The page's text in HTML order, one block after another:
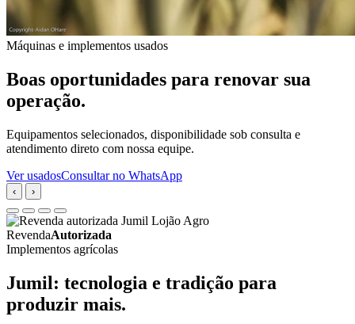
Máquinas e implementos usados
Boas oportunidades para renovar sua
operação.
Equipamentos selecionados, disponibilidade sob consulta e
atendimento direto com nossa equipe.
Ver usadosConsultar no WhatsApp
‹ ›
RevendaAutorizada
Implementos agrícolas
Jumil: tecnologia e tradição para
produzir mais.